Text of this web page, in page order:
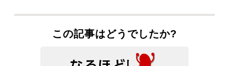
この記事はどうでしたか?